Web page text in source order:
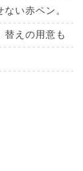
い赤ペン。
替えの用意も